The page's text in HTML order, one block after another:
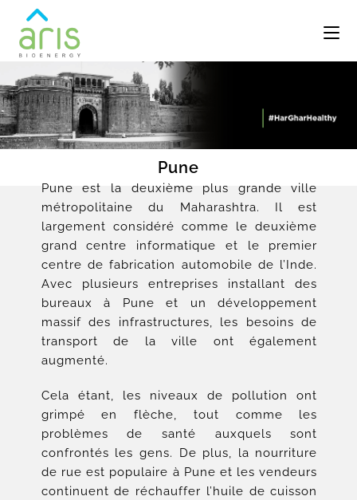
Pune
Pune est la deuxième plus grande ville
métropolitaine du Maharashtra. Il est
largement considéré comme le deuxième
grand centre informatique et le premier
centre de fabrication automobile de l’Inde.
Avec plusieurs entreprises installant des
bureaux à Pune et un développement
massif des infrastructures, les besoins de
transport de la ville ont également
augmenté.
Cela étant, les niveaux de pollution ont
grimpé en flèche, tout comme les
problèmes de santé auxquels sont
confrontés les gens. De plus, la nourriture
de rue est populaire à Pune et les vendeurs
continuent de réchauffer l’huile de cuisson